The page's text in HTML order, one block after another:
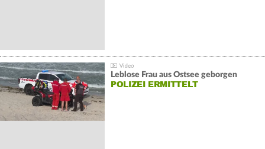
Leblose Frau aus Ostsee geborgen
POLIZEI ERMITTELT